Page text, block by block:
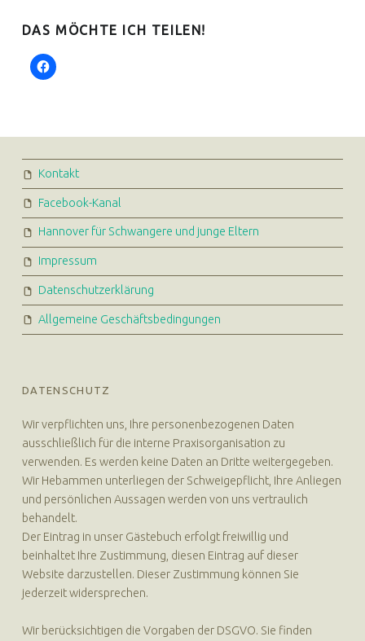
DAS MÖCHTE ICH TEILEN!
FOOTER SIDEBAR
Kontakt
Facebook-Kanal
Hannover für Schwangere und junge Eltern
Impressum
Datenschutzerklärung
Allgemeine Geschäftsbedingungen
DATENSCHUTZ
Wir verpflichten uns, Ihre personenbezogenen Daten
ausschließlich für die interne Praxisorganisation zu
verwenden. Es werden keine Daten an Dritte weitergegeben.
Wir Hebammen unterliegen der Schweigepflicht, Ihre Anliegen
und persönlichen Aussagen werden von uns vertraulich
behandelt.
Der Eintrag in unser Gästebuch erfolgt freiwillig und
beinhaltet Ihre Zustimmung, diesen Eintrag auf dieser
Website darzustellen. Dieser Zustimmung können Sie
jederzeit widersprechen.
Wir berücksichtigen die Vorgaben der DSGVO. Sie finden